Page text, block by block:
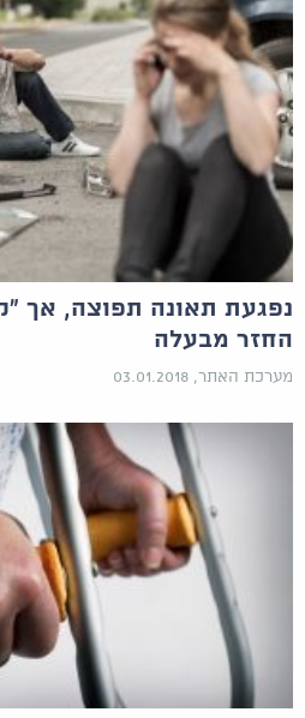
נפגעת תאונה תפוצה, אך
החזר מבעלה
מערכת האתר, 03.01.2018